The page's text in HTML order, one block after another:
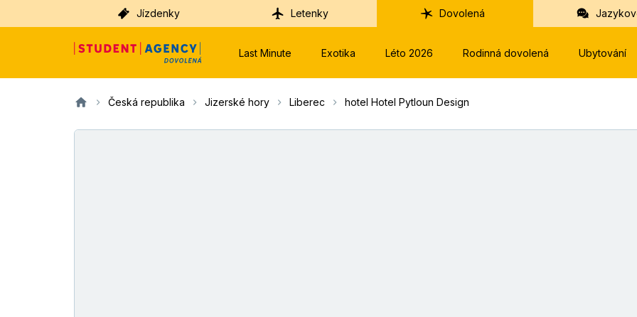
Jízdenky Letenky Dovolená
Last Minute Exotika Léto 2026 Rodinná dovolená Ubytování
Česká republika Jizerské hory Liberec hotel Hotel Pytloun Design